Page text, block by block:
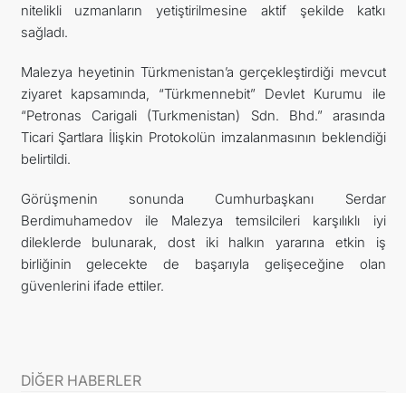
nitelikli uzmanların yetiştirilmesine aktif şekilde katkı
sağladı.
Malezya heyetinin Türkmenistan’a gerçekleştirdiği mevcut
ziyaret kapsamında, “Türkmennebit” Devlet Kurumu ile
“Petronas Carigali (Turkmenistan) Sdn. Bhd.” arasında
Ticari Şartlara İlişkin Protokolün imzalanmasının beklendiği
belirtildi.
Görüşmenin sonunda Cumhurbaşkanı Serdar
Berdimuhamedov ile Malezya temsilcileri karşılıklı iyi
dileklerde bulunarak, dost iki halkın yararına etkin iş
birliğinin gelecekte de başarıyla gelişeceğine olan
güvenlerini ifade ettiler.
DİĞER HABERLER